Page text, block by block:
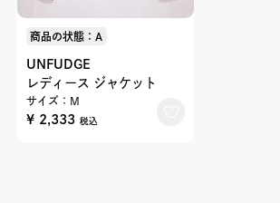
商品の状態：A
UNFUDGE
レディース ジャケット
サイズ：M
¥ 2,333 税込